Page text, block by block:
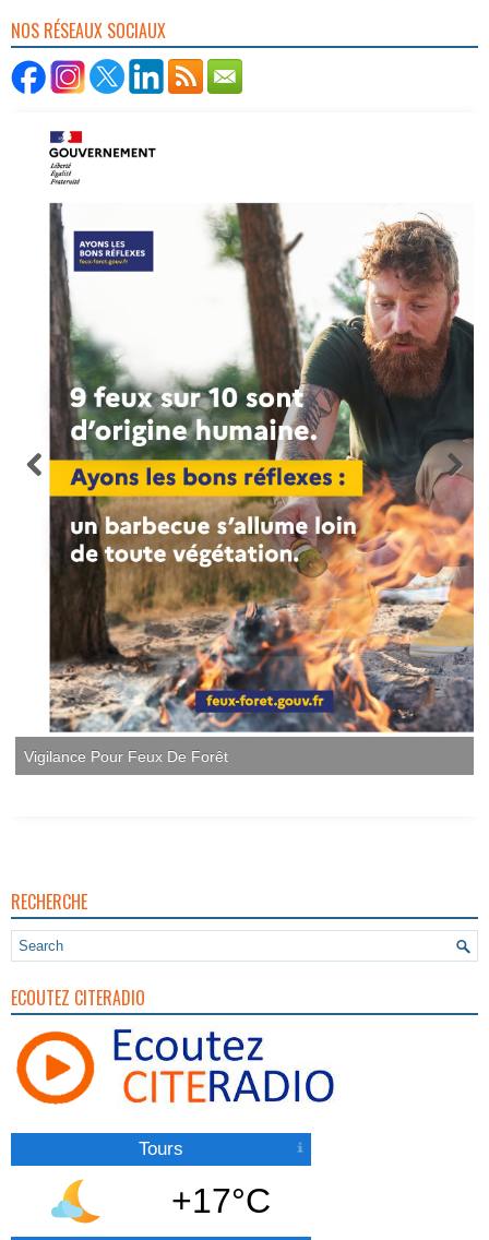
NOS RÉSEAUX SOCIAUX
Vigilance Pour Feux De Forêt
RECHERCHE
ECOUTEZ CITERADIO
Tours
+17°C